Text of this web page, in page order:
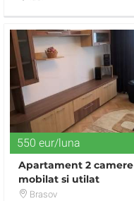
550 eur/luna
Apartament 2 camere
mobilat si utilat
modern zona Vlahuta
Brasov